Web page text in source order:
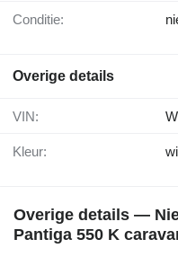
Conditie:
Overige details
VIN:
Kleur:
Overige details —
Pantiga 550 K